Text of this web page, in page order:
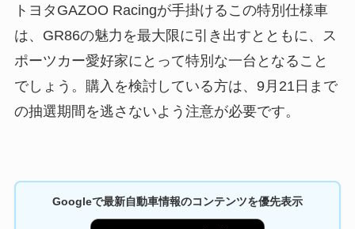
トヨタGAZOO Racingが手掛けるこの特別仕様車
は、GR86の魅力を最大限に引き出すとともに、ス
ポーツカー愛好家にとって特別な一台となること
でしょう。購入を検討している方は、9月21日まで
の抽選期間を逃さないよう注意が必要です。
Googleで最新自動車情報のコンテンツを優先表示